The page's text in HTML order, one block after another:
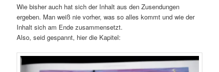
Wie bisher auch hat sich der Inhalt aus den Zusendungen
ergeben. Man weiß nie vorher, was so alles kommt und wie der
Inhalt sich am Ende zusammensetzt.
Also, seid gespannt, hier die Kapitel: